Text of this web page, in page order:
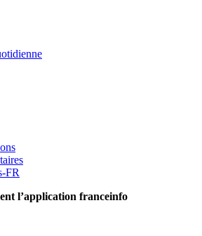
FR
l’application franceinfo